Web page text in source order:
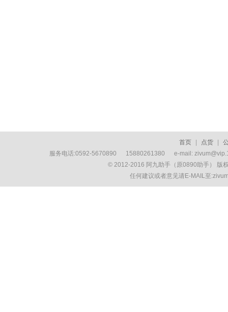
首页 点货
服务电话:0592-5670890 15880261380 e-mail:
© 2012-2016 阿九助手（原0890助手） 版
任何建议或者意见请E-MAIL至